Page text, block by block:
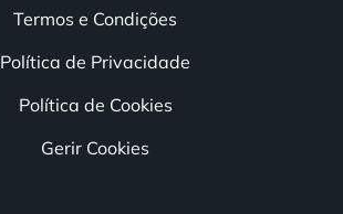
Termos e Condições
Política de Privacidade
Política de Cookies
Gerir Cookies